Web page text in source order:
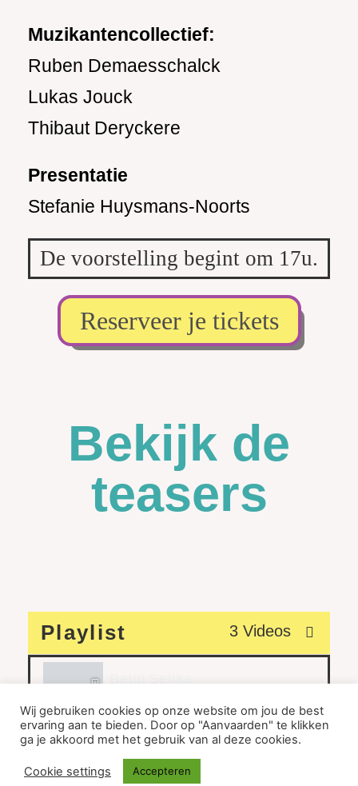
Muzikantencollectief:
Ruben Demaesschalck
Lukas Jouck
Thibaut Deryckere
Presentatie
Stefanie Huysmans-Noorts
De voorstelling begint om 17u.
Reserveer je tickets
Bekijk de
teasers
Playlist 3 Videos
Btissame Bourrich
Mira Bryssinck
Wij gebruiken cookies op onze website om jou de best
ervaring aan te bieden. Door op "Aanvaarden" te klikken
ga je akkoord met het gebruik van al deze cookies.
Cookie settings Accepteren